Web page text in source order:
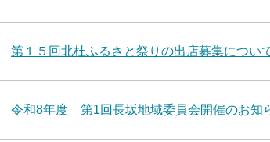
第１５回北杜ふるさと祭りの出店募集につい
令和8年度 第1回長坂地域委員会開催のお知